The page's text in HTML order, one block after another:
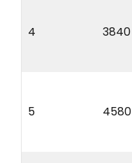
4 3840
5 4580